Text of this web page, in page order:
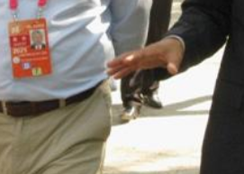
北屯市185团巡游 伊犁霍城县晃晃
市巡游 阿勒泰布尔津县巡游 伊犁州
犁昭苏巡游 赛里木湖巡游
胡杨 硅化木 客房 园区 汗血马基地
国家记忆B馆 红山玉馆 酒店大厅
区域 小厨 酒窖